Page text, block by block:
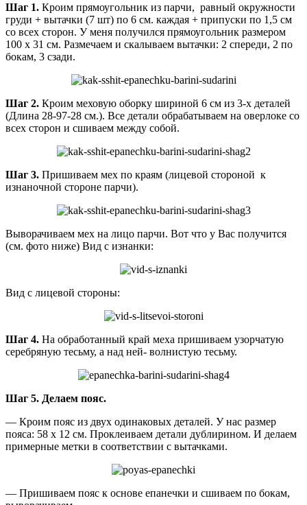
Шаг 1. Кроим прямоугольник из парчи, равный окружности
груди + вытачки (7 шт) по 6 см. каждая + припуски по 1,5 см
со всех сторон. У меня получился прямоугольник размером
100 х 31 см. Размечаем и скалываем вытачки: 2 спереди, 2 по
бокам, 3 сзади.
Шаг 2. Кроим меховую оборку шириной 6 см из 3-х деталей
(Длина 28-97-28 см.). Все детали обрабатываем на оверлоке со
всех сторон и сшиваем между собой.
Шаг 3. Пришиваем мех по краям (лицевой стороной к
изнаночной стороне парчи).
Выворачиваем мех на лицо парчи. Вот что у Вас получится
(см. фото ниже) Вид с изнанки:
Вид с лицевой стороны:
Шаг 4. На обработанный край меха пришиваем узорчатую
серебряную тесьму, а над ней- волнистую тесьму.
Шаг 5. Делаем пояс.
— Кроим пояс из двух одинаковых деталей. У нас размер
пояса: 58 х 12 см. Проклеиваем детали дублирином. И делаем
примерные метки в соответствии с вытачками.
— Пришиваем пояс к основе епанечки и сшиваем по бокам,